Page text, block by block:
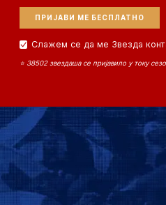
Слажем се да ме Звезда
⭐ 38502 звездаша се пријавило у току